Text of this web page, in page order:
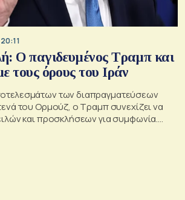
Ο παγιδευμένος Τραμπ και
τους όρους του Ιράν
των διαπραγματεύσεων
του Ορμούζ, ο Τραμπ συνεχίζει να
και προσκλήσεων για συμφωνία.